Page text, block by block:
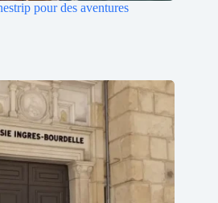
pour des aventures